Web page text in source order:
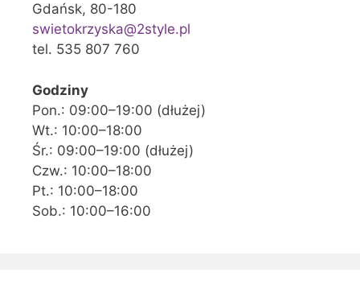
Gdańsk, 80-180
swietokrzyska@2style.pl
tel. 535 807 760
Godziny
Pon.: 09:00–19:00 (dłużej)
Wt.: 10:00–18:00
Śr.: 09:00–19:00 (dłużej)
Czw.: 10:00–18:00
Pt.: 10:00–18:00
Sob.: 10:00–16:00